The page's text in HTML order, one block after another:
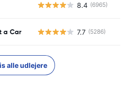
8.4 (6965)
a Car 7.7 (5286)
alle udlejere